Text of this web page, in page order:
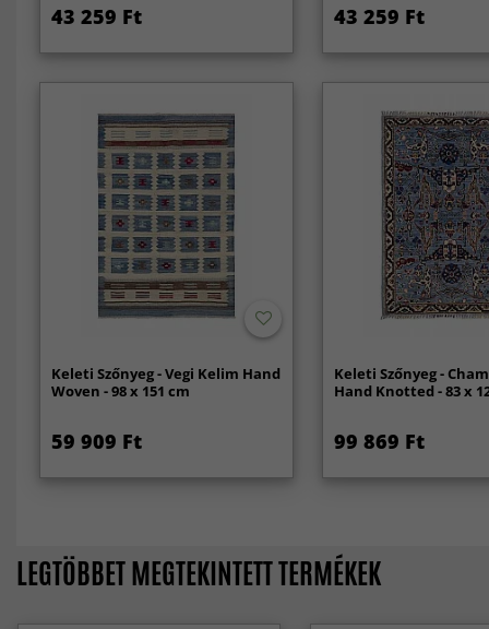
43 259 Ft 43 259 Ft
Keleti Szőnyeg - Vegi Kelim Hand
Woven - 98 x 151 cm
59 909 Ft
Keleti Szőnyeg -
Hand Knotted - 83 x
99 869 Ft
LEGTÖBBET MEGTEKINTETT TERMÉKEK